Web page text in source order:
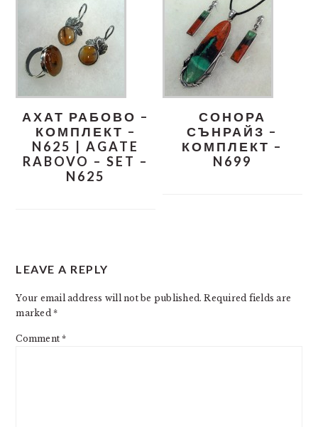
АХАТ РАБОВО –
КОМПЛЕКТ –
N625 | AGATE
RABOVO – SET –
N625
СОНОРА
СЪНРАЙЗ –
КОМПЛЕКТ –
N699
INTERACTIONS
LEAVE A REPLY
Your email address will not be published. Required fields are
marked*
Comment*